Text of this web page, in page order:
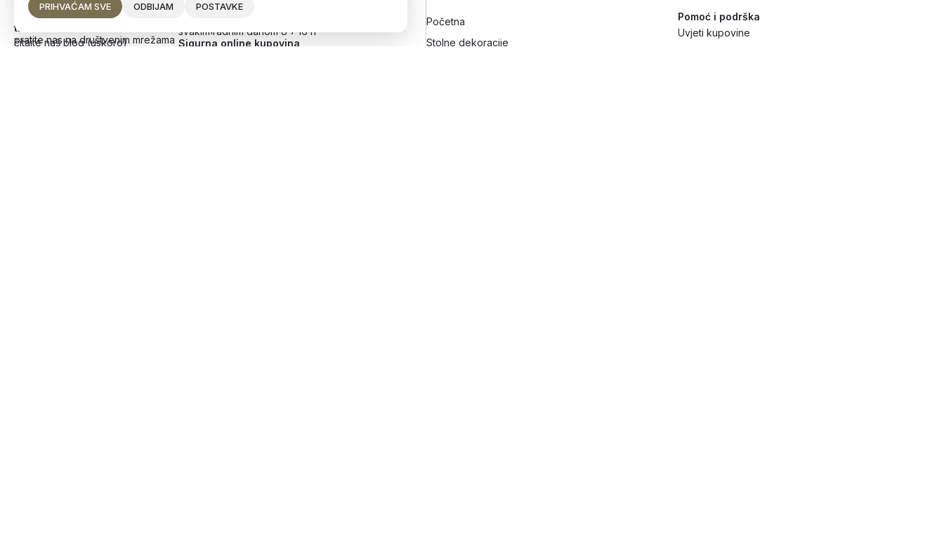
Ostanite u toku s najnovijim
trendovima!
pratite nas na društvenim mrežama
čitajte naš blog (uskoro)
svakim radnim danom 8 – 16 h
Sigurna online kupovina
Početna
Stolne dekoracije
Pomoć i podrška
Uvjeti kupovine
PRIHVAĆAM SVE ODBIJAM POSTAVKE